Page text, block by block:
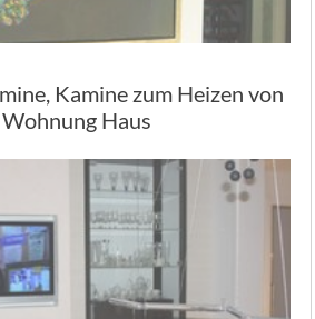
Kamine zum Heizen von
Wohnung Haus